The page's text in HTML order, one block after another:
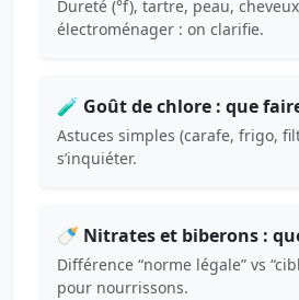
Dureté (°f), tartre, peau,
électroménager : on clarifie.
🧪 Goût de chlore : que
Astuces simples (carafe, frigo,
s’inquiéter.
🍼 Nitrates et biberons :
Différence “norme légale” vs
pour nourrissons.